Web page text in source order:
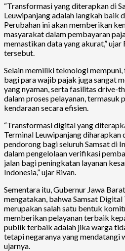
“Transformasi yang diterapkan di
Leuwipanjang adalah langkah baik
Perubahan ini akan memberikan
masyarakat dalam pembayaran
memastikan data yang akurat,” ujar
tersebut.
Selain memiliki teknologi
bagi para wajib pajak juga sangat
yang nyaman, serta fasilitas drive-
dalam proses pelayanan, termasuk
kendaraan secara efisien.
“Transformasi digital yang
Terminal Leuwipanjang diharapkan
pendorong bagi seluruh Samsat di
dalam pengelolaan verifikasi
jalan bagi peningkatan layanan
Indonesia,” ujar Rivan.
Sementara itu, Gubernur Jawa
mengatakan, bahwa Samsat
merupakan salah satu bentuk
memberikan pelayanan terbaik
publik terbaik adalah jika warga
tetapi negaranya yang mendatangi
ujarnya.